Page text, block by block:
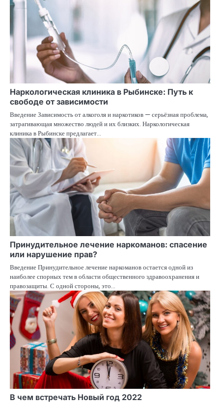
Наркологическая клиника в Рыбинске: Путь к
свободе от зависимости
Введение Зависимость от алкоголя и наркотиков — серьёзная проблема,
затрагивающая множество людей и их близких. Наркологическая
клиника в Рыбинске предлагает…
Принудительное лечение наркоманов: спасение
или нарушение прав?
Введение Принудительное лечение наркоманов остается одной из
наиболее спорных тем в области общественного здравоохранения и
правозащиты. С одной стороны, это…
В чем встречать Новый год 2022